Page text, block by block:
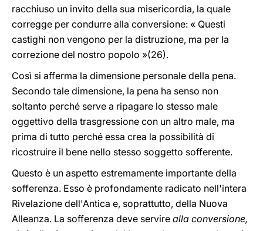
racchiuso un invito della sua misericordia, la quale
corregge per condurre alla conversione: « Questi
castighi non vengono per la distruzione, ma per la
correzione del nostro popolo »(26).
Così si afferma la dimensione personale della pena.
Secondo tale dimensione, la pena ha senso non
soltanto perché serve a ripagare lo stesso male
oggettivo della trasgressione con un altro male, ma
prima di tutto perché essa crea la possibilità di
ricostruire il bene nello stesso soggetto sofferente.
Questo è un aspetto estremamente importante della
sofferenza. Esso è profondamente radicato nell'intera
Rivelazione dell'Antica e, soprattutto, della Nuova
Alleanza. La sofferenza deve servire alla conversione,